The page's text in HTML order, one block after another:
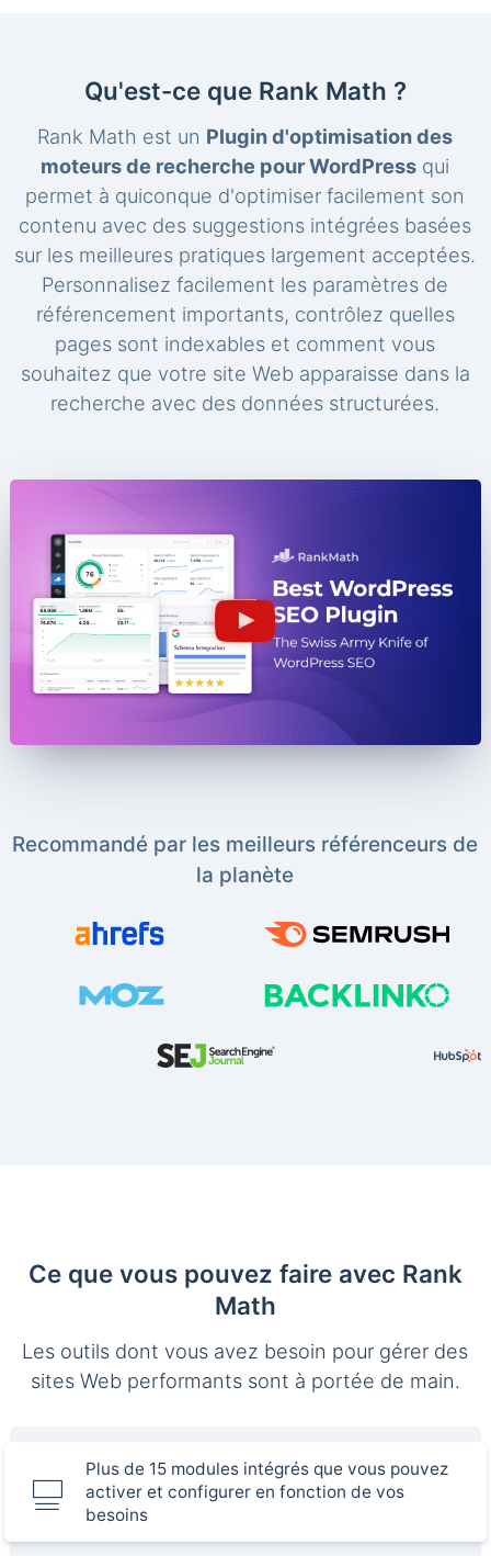
Qu'est-ce que Rank Math ?
Rank Math est un Plugin d'optimisation des
moteurs de recherche pour WordPress qui
permet à quiconque d'optimiser facilement son
contenu avec des suggestions intégrées basées
sur les meilleures pratiques largement acceptées.
Personnalisez facilement les paramètres de
référencement importants, contrôlez quelles
pages sont indexables et comment vous
souhaitez que votre site Web apparaisse dans la
recherche avec des données structurées.
Recommandé par les meilleurs référenceurs de
la planète
Ce que vous pouvez faire avec Rank
Math
Les outils dont vous avez besoin pour gérer des
sites Web performants sont à portée de main.
Plus de 15 modules intégrés que vous pouvez
activer et configurer en fonction de vos
besoins